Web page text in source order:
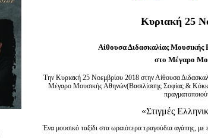
Πληροφορίες
Κυριακή 25
Αίθουσα Διδασκαλίας
στο Μέγαρο
Την Κυριακή 25 Νοεμβρίου 2018 στην Αίθουσα
Μέγαρο Μουσικής Αθηνών(Βασιλίσσης Σοφίας &
«Στιγμές
Ένα μουσικό ταξίδι στα ωραιότερα τραγούδια αγάπης, με